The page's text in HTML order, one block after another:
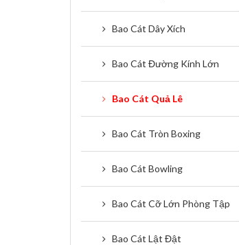
Bao Cát Dây Xích
Bao Cát Đường Kính Lớn
Bao Cát Quả Lê
Bao Cát Tròn Boxing
Bao Cát Bowling
Bao Cát Cỡ Lớn Phòng Tập
Bao Cát Lật Đật